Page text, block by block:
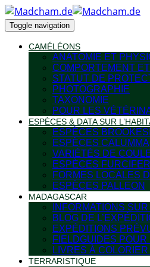
Toggle navigation
CAMÉLÉONS
ANATOMIE ET
COMPORTEMENT
STATUT DE
PHOTOGRAPHIE
TAXONOMIE
POUR LES
ESPÈCES & DATA SUR
ESPÈCES
ESPÈCES CALUMMA
VARIÉTÉS DE
ESPÈCES FURCIFER
FORMES LOCALES
ESPÈCES PALLEON
MADAGASCAR
INFORMATIONS
BLOG DE
EXPÉDITIONS
FIELDGUIDES
LIVRES À
TERRARISTIQUE